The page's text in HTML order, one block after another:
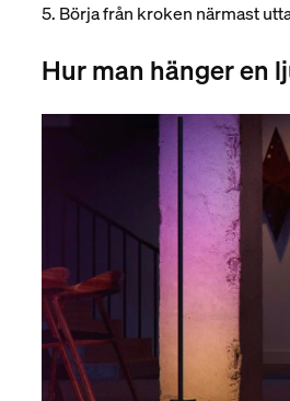
5. Börja från kroken närmast
Hur man hänger en